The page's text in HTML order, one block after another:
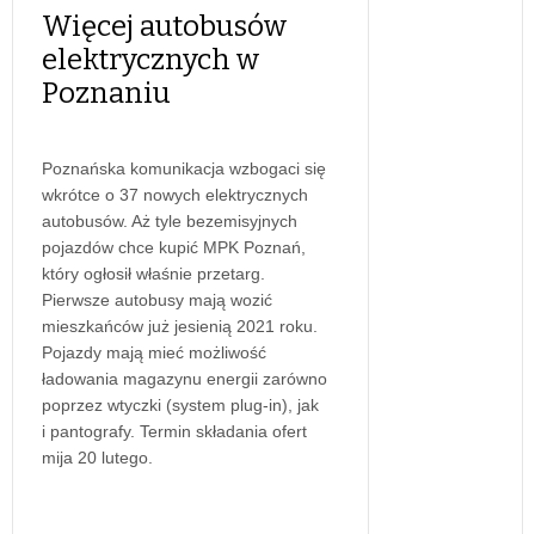
Więcej autobusów
elektrycznych w
Poznaniu
Poznańska komunikacja wzbogaci się
wkrótce o 37 nowych elektrycznych
autobusów. Aż tyle bezemisyjnych
pojazdów chce kupić MPK Poznań,
który ogłosił właśnie przetarg.
Pierwsze autobusy mają wozić
mieszkańców już jesienią 2021 roku.
Pojazdy mają mieć możliwość
ładowania magazynu energii zarówno
poprzez wtyczki (system plug-in), jak
i pantografy. Termin składania ofert
mija 20 lutego.